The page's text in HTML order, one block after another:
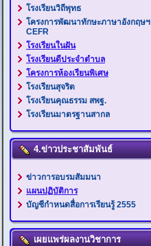
โรงเรียนวิถีพุทธ
โครงการพัฒนาทักษะภาษาอังกฤษฯ
CEFR
โรงเรียนในฝัน
โรงเรียนดีประจำตำบล
โครงการห้องเรียนพิเศษ
โรงเรียนสุจริต
โรงเรียนคุณธรรม สพฐ.
โรงเรียนมาตรฐานสากล
4.ข่าวประชาสัมพันธ์
ข่าวการอบรมสัมมนา
แผนปฏิบัติการ
บัญชีกำหนดสื่อการเรียนรู้ 2555
เผยแพร่ผลงานวิชาการ